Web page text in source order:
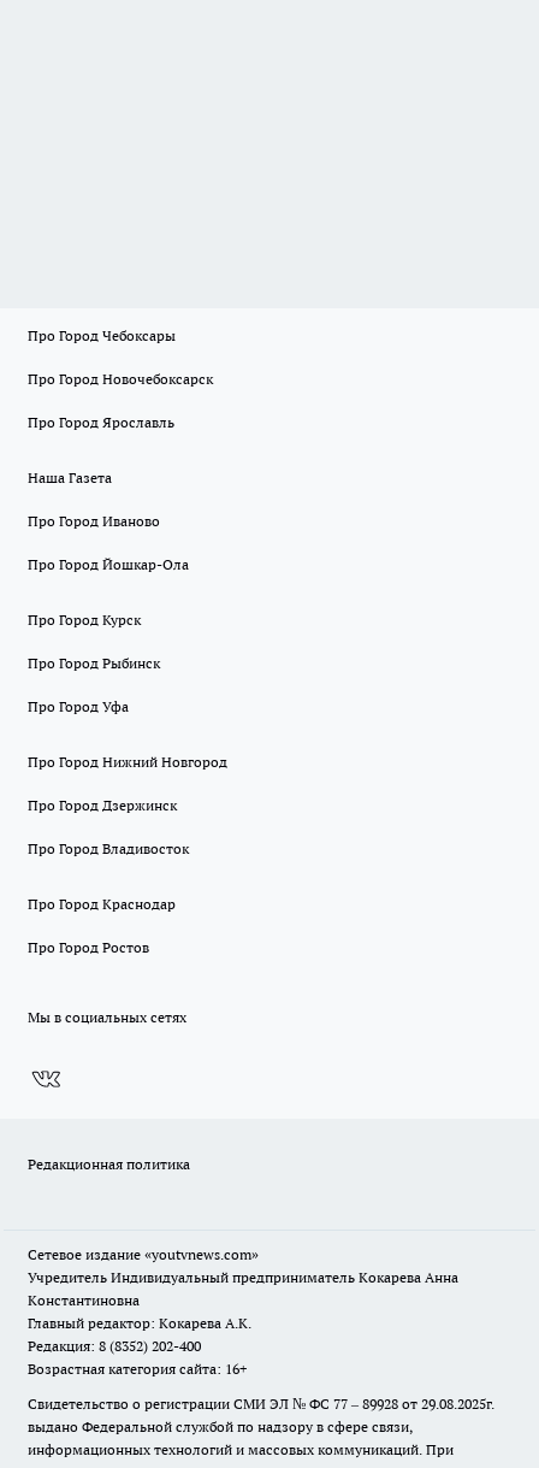
Про Город Чебоксары
Про Город Новочебоксарск
Про Город Ярославль
Наша Газета
Про Город Иваново
Про Город Йошкар-Ола
Про Город Курск
Про Город Рыбинск
Про Город Уфа
Про Город Нижний Новгород
Про Город Дзержинск
Про Город Владивосток
Про Город Краснодар
Про Город Ростов
Мы в социальных сетях
Редакционная политика
Сетевое издание «youtvnews.com»
Учредитель Индивидуальный предприниматель Кокарева Анна
Константиновна
Главный редактор: Кокарева А.К.
Редакция: 8 (8352) 202-400
Возрастная категория сайта: 16+
Свидетельство о регистрации СМИ ЭЛ № ФС 77 – 89928 от 29.08.2025г.
выдано Федеральной службой по надзору в сфере связи,
информационных технологий и массовых коммуникаций. При